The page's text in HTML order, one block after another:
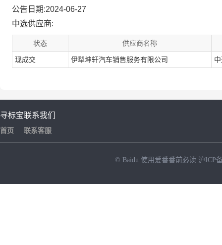
公告日期:2024-06-27
中选供应商:
状态 供应商名称
现成交 伊犁坤轩汽车销售服务有限公司
寻标宝
首页
联系我们
联系客服
© Baidu 使用爱番番前必读 沪ICP